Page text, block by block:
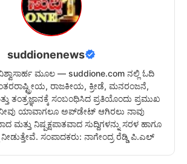
suddionenews
ವಿಶ್ವಾಸಾರ್ಹ ಮೂಲ — suddione.com ನಲ್ಲಿ ಓದಿ
ರಾಜಕೀಯ, ಕ್ರೀಡೆ, ಮನರಂಜನೆ,
ತಂತ್ರಜ್ಞಾನಕ್ಕೆ ಸಂಬಂಧಿಸಿದ ಪ್ರತಿಯೊಂದು ಪ್ರಮುಖ
ಯಾವಾಗಲೂ ಅಪ್‌ಡೇಟ್ ಆಗಿರಲು ನಾವು
ಮತ್ತು ನಿಷ್ಪಕ್ಷಪಾತವಾದ ಸುದ್ದಿಗಳನ್ನು ಸರಳ ಹಾಗೂ
ಸಂಪಾದಕರು: ನಾಗೇಂದ್ರ ರೆಡ್ಡಿ ಪಿ.ಎಲ್